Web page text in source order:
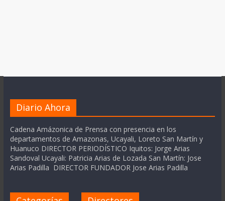
Diario Ahora
Cadena Amázonica de Prensa con presencia en los
departamentos de Amazonas, Ucayali, Loreto San Martín y
Huanuco DIRECTOR PERIODÍSTICO Iquitos: Jorge Arias
Sandoval Ucayali: Patricia Arias de Lozada San Martín: Jose
Arias Padilla DIRECTOR FUNDADOR Jose Arias Padilla